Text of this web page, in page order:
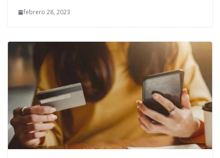
febrero 28, 2023